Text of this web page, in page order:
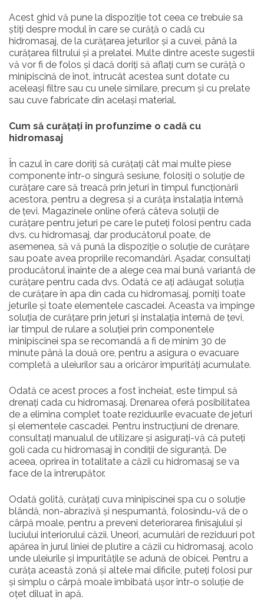
Acest ghid vă pune la dispoziție tot ceea ce trebuie sa
știți despre modul în care se curăță o cadă cu
hidromasaj, de la curățarea jeturilor și a cuvei, până la
curățarea filtrului și a prelatei. Multe dintre aceste sugestii
vă vor fi de folos și dacă doriți să aflați cum se curăță o
minipiscină de înot, întrucât acestea sunt dotate cu
aceleași filtre sau cu unele similare, precum și cu prelate
sau cuve fabricate din același material.
Cum să curățați în profunzime o cadă cu
hidromasaj
În cazul în care doriți să curățați cât mai multe piese
componente într-o singură sesiune, folosiți o soluție de
curățare care să treacă prin jeturi în timpul funcționării
acestora, pentru a degresa și a curăța instalația internă
de țevi. Magazinele online oferă câteva soluții de
curățare pentru jeturi pe care le puteți folosi pentru cada
dvs. cu hidromasaj, dar producătorul poate, de
asemenea, să vă pună la dispoziție o soluție de curățare
sau poate avea propriile recomandări. Așadar, consultați
producătorul înainte de a alege cea mai bună variantă de
curățare pentru cada dvs. Odată ce ați adăugat soluția
de curățare în apa din cada cu hidromasaj, porniți toate
jeturile și toate elementele cascadei. Aceasta va impinge
soluția de curățare prin jeturi și instalația internă de țevi,
iar timpul de rulare a soluției prin componentele
minipiscinei spa se recomandă a fi de minim 30 de
minute până la două ore, pentru a asigura o evacuare
completă a uleiurilor sau a oricăror impurități acumulate.
Odată ce acest proces a fost încheiat, este timpul să
drenați cada cu hidromasaj. Drenarea oferă posibilitatea
de a elimina complet toate reziduurile evacuate de jeturi
și elementele cascadei. Pentru instrucțiuni de drenare,
consultați manualul de utilizare și asigurați-vă că puteți
goli cada cu hidromasaj în condiții de siguranță. De
aceea, oprirea în totalitate a căzii cu hidromasaj se va
face de la întrerupător.
Odată golită, curățați cuva minipiscinei spa cu o soluție
blândă, non-abrazivă și nespumantă, folosindu-vă de o
cârpă moale, pentru a preveni deteriorarea finisajului și
luciului interiorului căzii. Uneori, acumulări de reziduuri pot
apărea în jurul liniei de plutire a căzii cu hidromasaj, acolo
unde uleiurile și impuritățile se adună de obicei. Pentru a
curăța această zonă și altele mai dificile, puteți folosi pur
și simplu o cârpă moale îmbibată ușor într-o soluție de
oțet diluat în apă.